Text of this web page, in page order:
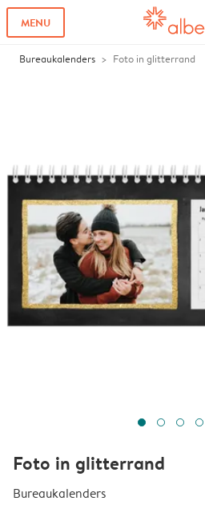
MENU
Bureaukalenders Foto in glitterrand
Foto in glitterrand
Bureaukalenders